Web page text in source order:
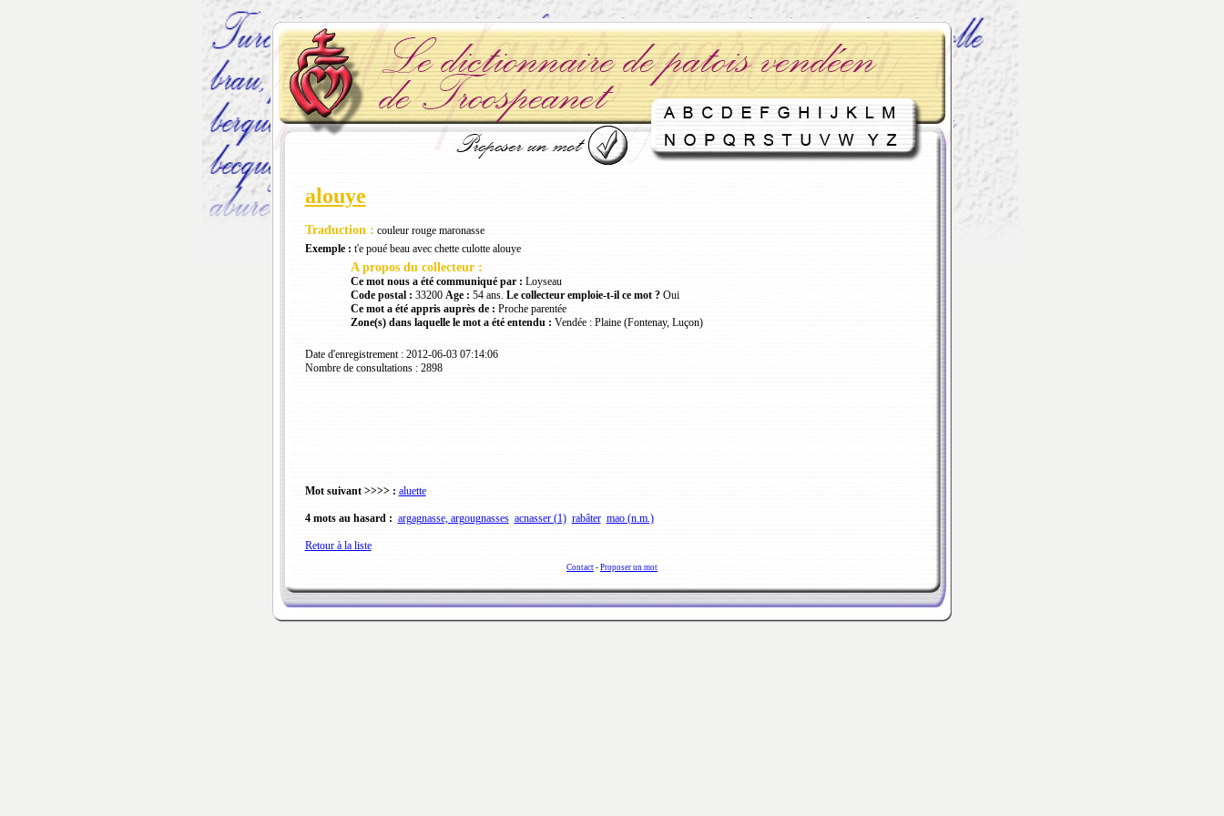
alouye
Traduction : couleur rouge maronasse
Exemple : t'e poué beau avec chette culotte alouye
A propos du collecteur :
Ce mot nous a été communiqué par : Loyseau
Code postal : 33200 Age : 54 ans. Le collecteur emploie-t-il ce mot ?Oui
Ce mot a été appris auprès de : Proche parentée
Zone(s) dans laquelle le mot a été entendu : Vendée : Plaine (Fontenay, Luçon)
Date d'enregistrement : 2012-06-03 07:14:06
Nombre de consultations : 2898
Mot suivant >>>> : aluette
4 mots au hasard : argagnasse, argougnasses acnasser (1) rabâter mao (n.m.)
Retour à la liste
Contact - Proposer un mot